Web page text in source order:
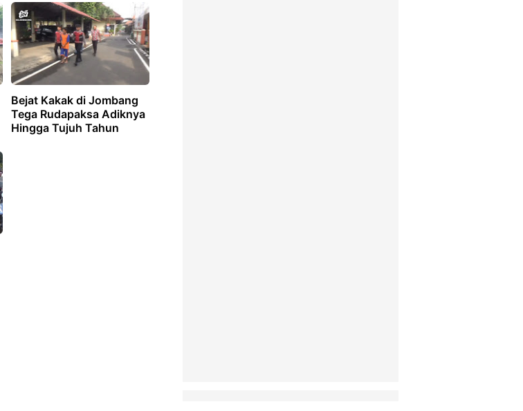
Bejat Kakak di Jombang
Tega Rudapaksa Adiknya
Hingga Tujuh Tahun